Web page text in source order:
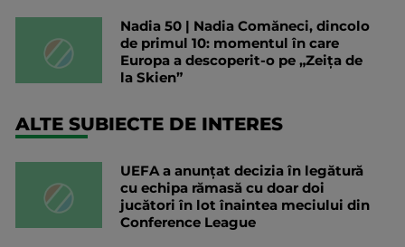
Nadia 50 | Nadia Comăneci, dincolo
de primul 10: momentul în care
Europa a descoperit-o pe „Zeița de
la Skien”
ALTE SUBIECTE DE INTERES
UEFA a anunțat decizia în legătură
cu echipa rămasă cu doar doi
jucători în lot înaintea meciului din
Conference League